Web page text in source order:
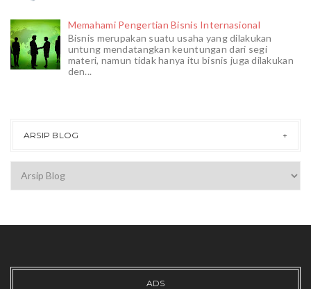
Memahami Pengertian Bisnis Internasional
Bisnis merupakan suatu usaha yang dilakukan
untung mendatangkan keuntungan dari segi
materi, namun tidak hanya itu bisnis juga dilakukan
den...
ARSIP BLOG
ADS